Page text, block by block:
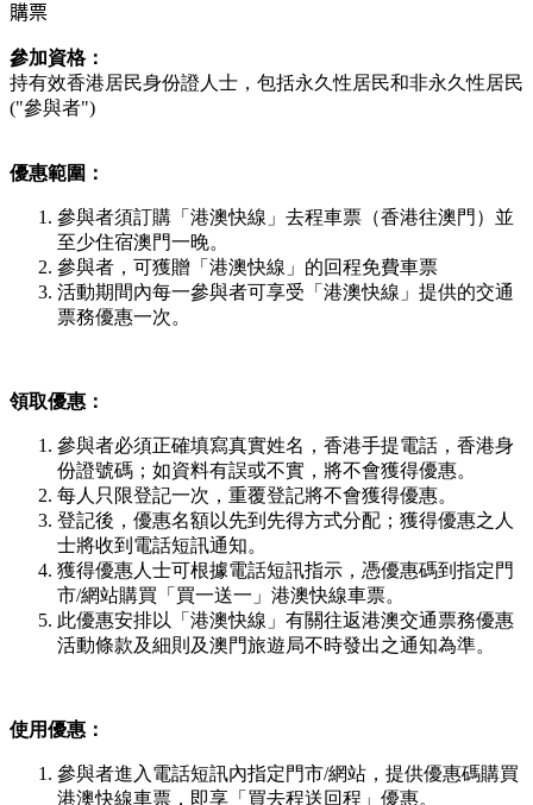
購票
參加資格：
持有效香港居民身份證人士，包括永久性居民和非永久性居民
("參與者")
優惠範圍：
參與者須訂購「港澳快線」去程車票（香港往澳門）並
至少住宿澳門一晚。
參與者，可獲贈「港澳快線」的回程免費車票
活動期間內每一參與者可享受「港澳快線」提供的交通
票務優惠一次。
領取優惠：
參與者必須正確填寫真實姓名，香港手提電話，香港身
份證號碼；如資料有誤或不實，將不會獲得優惠。
每人只限登記一次，重覆登記將不會獲得優惠。
登記後，優惠名額以先到先得方式分配；獲得優惠之人
士將收到電話短訊通知。
獲得優惠人士可根據電話短訊指示，憑優惠碼到指定門
市/網站購買「買一送一」港澳快線車票。
此優惠安排以「港澳快線」有關往返港澳交通票務優惠
活動條款及細則及澳門旅遊局不時發出之通知為準。
使用優惠：
參與者進入電話短訊內指定門市/網站，提供優惠碼購買
港澳快線車票，即享「買去程送回程」優惠。